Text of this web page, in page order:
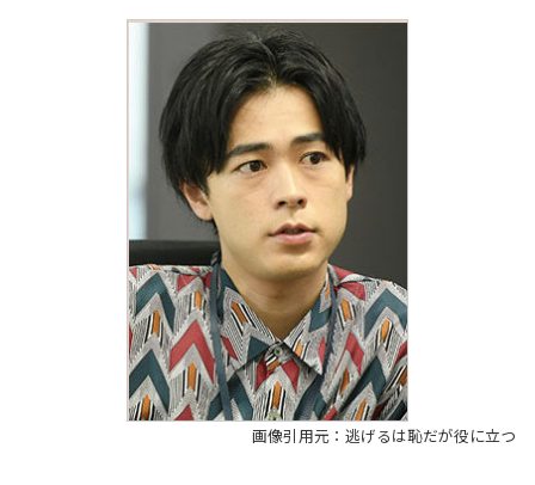
画像引用元：逃げるは恥だが役に立つ